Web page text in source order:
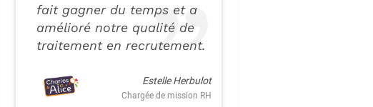
fait gagner du temps et a
amélioré notre qualité de
traitement en recrutement.
Estelle Herbulot
Chargée de mission RH